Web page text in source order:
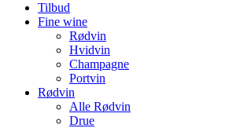
Tilbud
Fine wine
Rødvin
Hvidvin
Champagne
Portvin
Rødvin
Alle Rødvin
Drue